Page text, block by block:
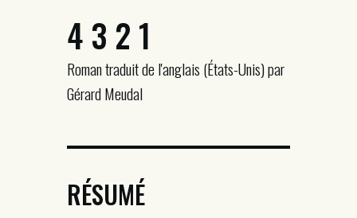
4 3 2 1
Roman traduit de l'anglais (États-Unis) par
Gérard Meudal
RÉSUMÉ